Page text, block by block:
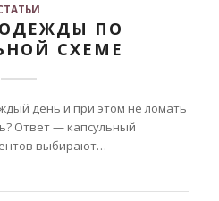
ПО
СХЕМЕ
день и при этом не ломать
Ответ — капсульный
выбирают…